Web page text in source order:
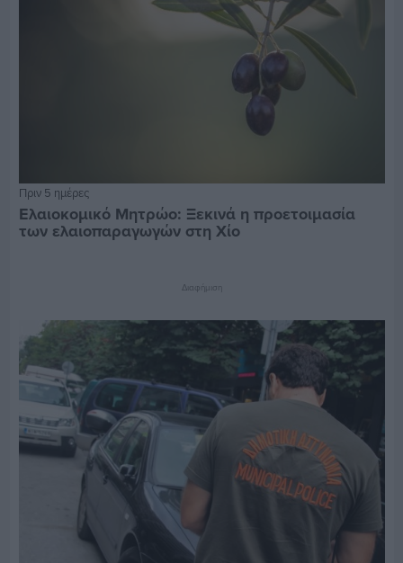
Πριν 5 ημέρες
Ελαιοκομικό Μητρώο: Ξεκινά η προετοιμασία
των ελαιοπαραγωγών στη Χίο
Διαφήμιση